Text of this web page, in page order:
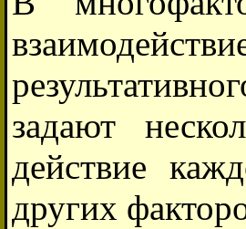
задают
действие
других